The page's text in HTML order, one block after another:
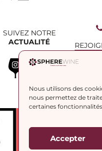
Nous utilisons des
nous permettez de
certaines
Accepter
SUIVEZ NOTRE
ACTUALITÉ
Instagram WhatsApp LinkedIn